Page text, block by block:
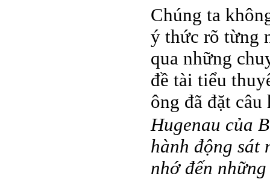
Chúng ta
ý thức rõ từng
qua những
đề tài tiểu
ông đã đặt
Hugenau của
hành động sát
nhớ đến